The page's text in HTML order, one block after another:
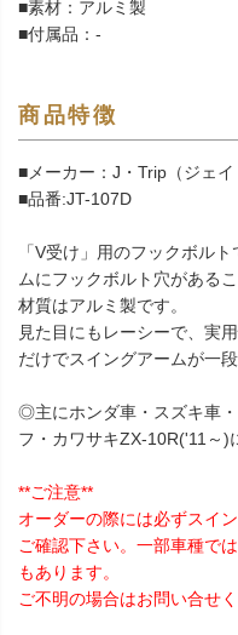
■素材：アルミ製
■付属品：-
商品特徴
■メーカー：J・Trip（ジェイ
■品番:JT-107D
「V受け」用のフックボル
ムにフックボルト穴がある
材質はアルミ製です。
見た目にもレーシーで、実
だけでスイングアームが一
◎主にホンダ車・スズキ車
フ・カワサキZX-10R('11～)
**ご注意**
オーダーの際には必ずスイ
ご確認下さい。一部車種で
もあります。
ご不明の場合はお問い合せく